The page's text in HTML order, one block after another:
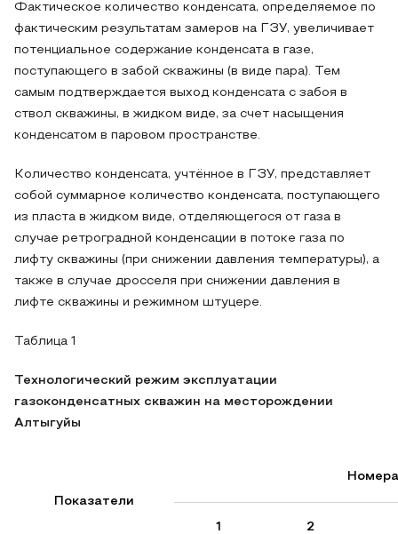
Фактическое количество конденсата, определяемое по
фактическим результатам замеров на ГЗУ, увеличивает
потенциальное содержание конденсата в газе,
поступающего в забой скважины (в виде пара). Тем
самым подтверждается выход конденсата с забоя в
ствол скважины, в жидком виде, за счет насыщения
конденсатом в паровом пространстве.
Количество конденсата, учтённое в ГЗУ, представляет
собой суммарное количество конденсата, поступающего
из пласта в жидком виде, отделяющегося от газа в
случае ретроградной конденсации в потоке газа по
лифту скважины (при снижении давления температуры), а
также в случае дросселя при снижении давления в
лифте скважины и режимном штуцере.
Таблица 1
Технологический режим эксплуатации
газоконденсатных скважин на месторождении
Алтыгуйы
Показатели
1 2